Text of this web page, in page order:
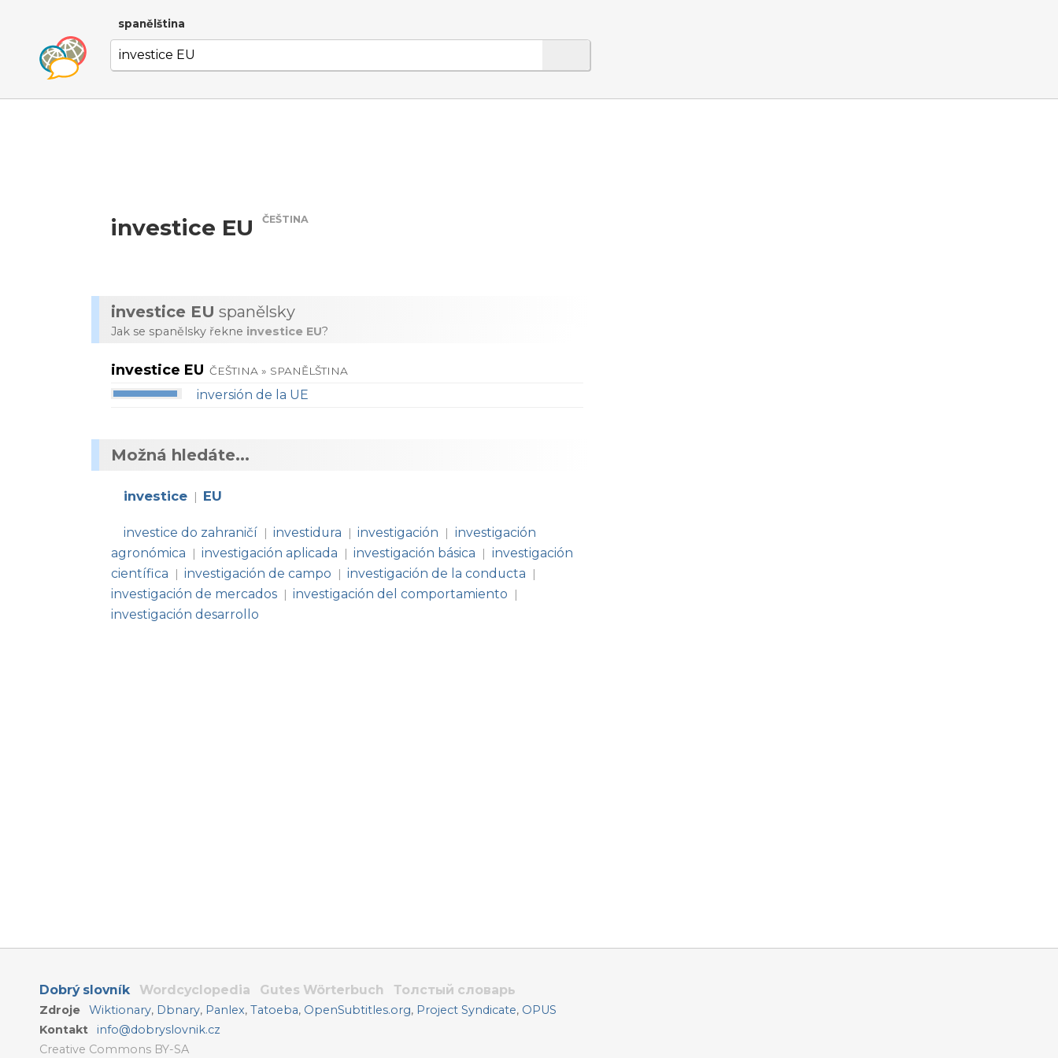
spanělština
investice EU ČEŠTINA
investice EU spanělsky
Jak se spanělsky řekne investice EU?
investice EU ČEŠTINA » SPANĚLŠTINA
inversión de la UE
Možná hledáte...
investice | EU
investice do zahraničí | investidura | investigación | investigación
agronómica
| investigación aplicada | investigación básica | investigación
científica
| investigación de campo | investigación de la conducta |
investigación de mercados | investigación del comportamiento |
investigación desarrollo
Dobrý slovník Wordcyclopedia Gutes Wörterbuch Толстый словарь
Zdroje Wiktionary, Dbnary, Panlex,Tatoeba, OpenSubtitles.org, Project Syndicate, OPUS
Kontakt
info@dobryslovnik.cz
Creative Commons BY-SA